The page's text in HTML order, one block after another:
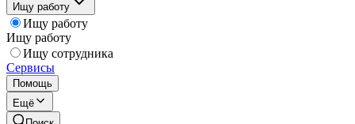
Ищу работу
Ищу работу
Ищу работу
Ищу сотрудника
Сервисы
Помощь
Ещё